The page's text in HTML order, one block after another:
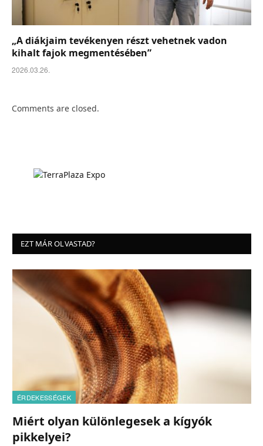
„A diákjaim tevékenyen részt vehetnek vadon
kihalt fajok megmentésében”
2026.03.26.
Comments are closed.
EZT MÁR OLVASTAD?
ÉRDEKESSÉGEK
Miért olyan különlegesek a kígyók
pikkelyei?